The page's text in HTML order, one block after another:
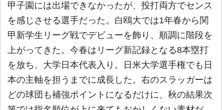
甲子園には出場できなかったが、投打両方でセンス
を感じさせる選手だった。白鴎大では1年春から関
甲新学生リーグ戦でデビューを飾り、順調に階段を
上がってきた。今春はリーグ新記録となる8本塁打
を放ち、大学日本代表入り。日米大学選手権でも日
本の主軸を担うまでに成長した。右のスラッガーは
どの球団も補強ポイントになるだけに、秋の結果次